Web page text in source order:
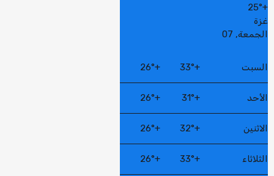
+
25°
غزة
الجمعة, 07
السبت +
33°
+
26°
الأحد +
31°
+
26°
الاثنين +
32°
+
26°
الثلاثاء +
33°
+
26°